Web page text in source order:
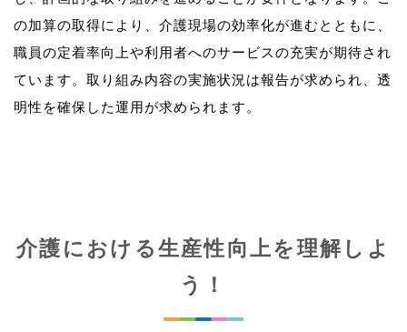
の加算の取得により、介護現場の効率化が進むとともに、
職員の定着率向上や利用者へのサービスの充実が期待され
ています。取り組み内容の実施状況は報告が求められ、透
介護における生産性向上を理解しよ
う！